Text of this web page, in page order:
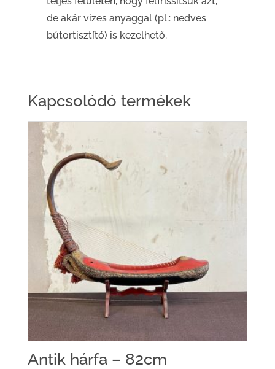
de akár vizes anyaggal (pl.: nedves
bútortisztító) is kezelhető.
Kapcsolódó termékek
Antik hárfa – 82cm